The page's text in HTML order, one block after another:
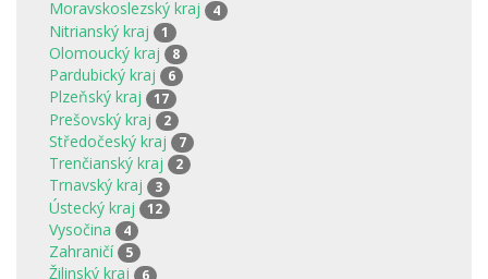
Moravskoslezský kraj 4
Nitrianský kraj 1
Olomoucký kraj 8
Pardubický kraj 6
Plzeňský kraj 17
Prešovský kraj 2
Středočeský kraj 7
Trenčianský kraj 2
Trnavský kraj 3
Ústecký kraj 12
Vysočina 4
Zahraničí 5
Žilinský kraj 6